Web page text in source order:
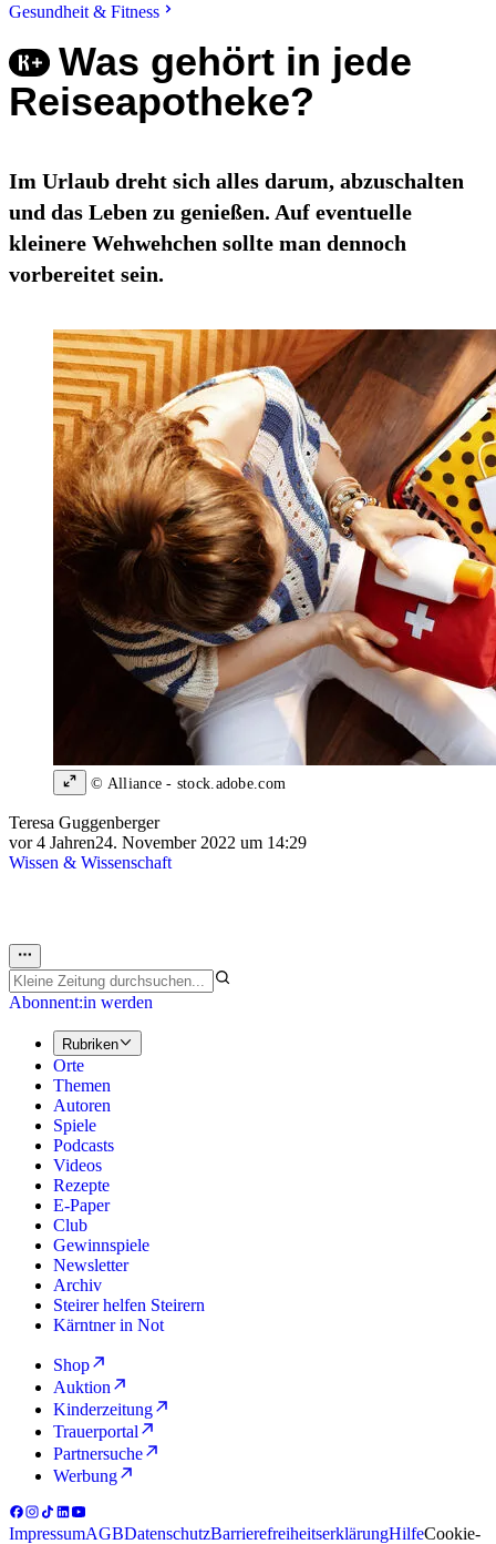
Gesundheit & Fitness
Was gehört in jede
Reiseapotheke?
Im Urlaub dreht sich alles darum, abzuschalten
und das Leben zu genießen. Auf eventuelle
kleinere Wehwehchen sollte man dennoch
vorbereitet sein.
© Alliance - stock.adobe.com
Teresa Guggenberger
vor 4 Jahren24. November 2022 um 14:29
Wissen & Wissenschaft
Abonnent:in werden
Rubriken
Orte
Themen
Autoren
Spiele
Podcasts
Videos
Rezepte
E-Paper
Club
Gewinnspiele
Newsletter
Archiv
Steirer helfen Steirern
Kärntner in Not
Shop
Auktion
Kinderzeitung
Trauerportal
Partnersuche
Werbung
ImpressumAGBDatenschutzBarrierefreiheitserklärungHilfeCookie-